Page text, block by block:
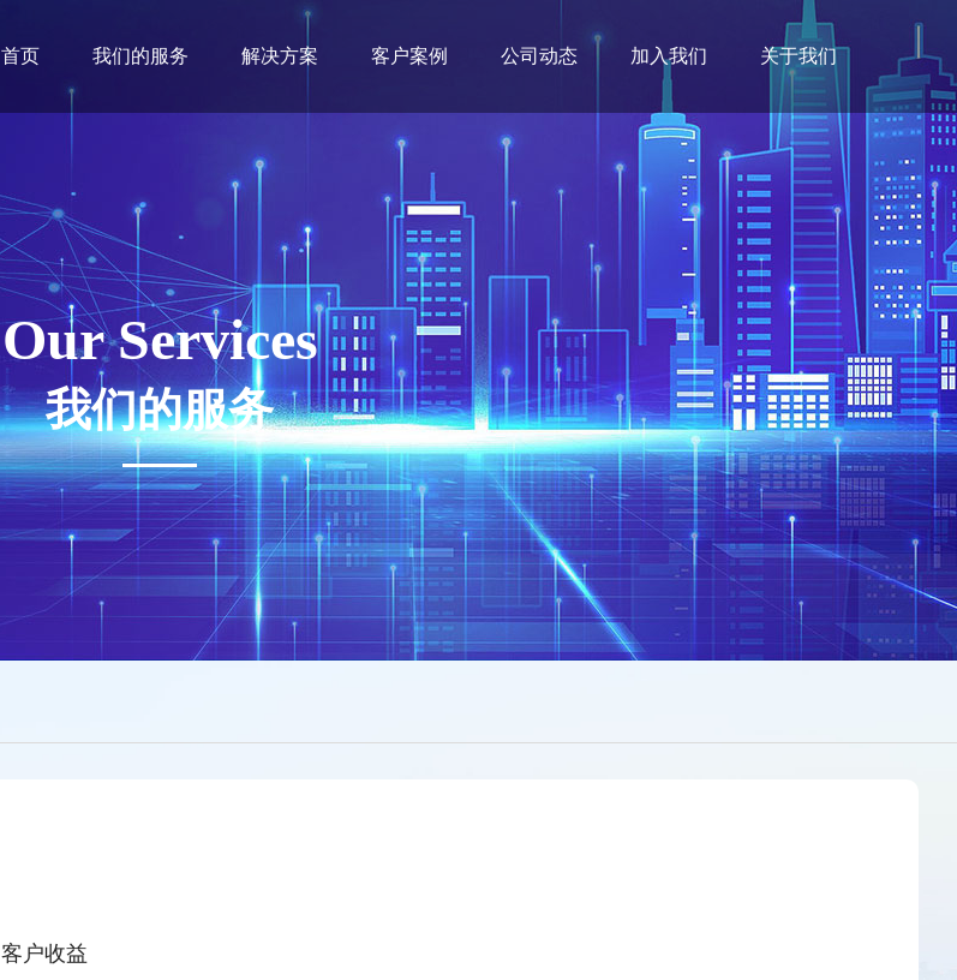
首页 我们的服务 解决方案 客户案例 公司动态 加入我们 关于我们
Our Services
我们的服务
客户收益